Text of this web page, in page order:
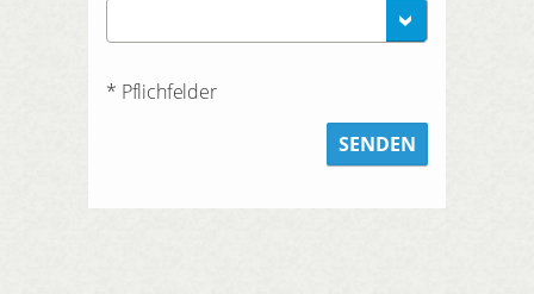
* Pflichfelder
SENDEN